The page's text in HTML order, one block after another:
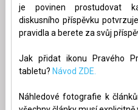
je povinen prostudovat
diskusního příspěvku
pravidla a berete za svůj
Jak přidat ikonu Pravého
tabletu? Návod ZDE.
Náhledové fotografie k